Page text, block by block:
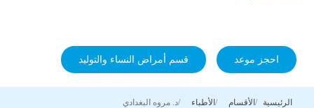
احجز موعد قسم أمراض النساء والتوليد
الرئيسية الأقسام الأطباء د. مروه البغدادي